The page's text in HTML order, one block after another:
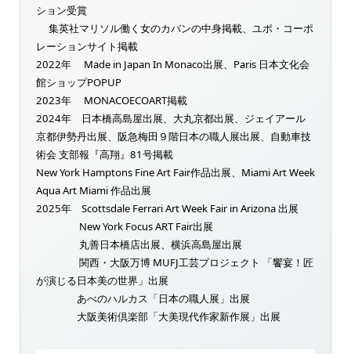
ション受賞
集英社マリソル働く女のカバンの中身掲載、ユポ・コーポ
レーションサイト掲載
2022年 Made in Japan In Monaco出展、Paris 日本文化会
館ショップPOPUP
2023年 MONACOECOART掲載
2024年 日本橋高島屋出展、大丸京都出展、ジェイアール
京都伊勢丹出展、阪急梅田９階日本の職人展出展、自動車技
術会 支部報『高翔』81号掲載
New York Hamptons Fine Art Fair作品出展、Miami Art Week
Aqua Art Miami 作品出展
2025年 Scottsdale Ferrari Art Week Fair in Arizona 出展
New York Focus ART Fair出展
丸善日本橋店出展、横浜高島屋出展
関西・大阪万博 MUFJ工芸プロジェクト 「饗宴！匠
が演じる日本美の世界」出展
あべのハルカス「日本の職人展」出展
大阪美術倶楽部「大美現代作家新作展」出展